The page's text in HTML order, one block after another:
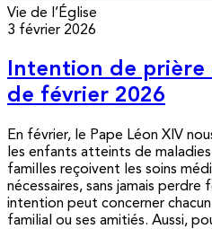
Vie de l’Église
3 février 2026
Intention de prière
de février 2026
En février, le Pape Léon XIV
les enfants atteints de
familles reçoivent les soins
nécessaires, sans jamais
intention peut concerner
familial ou ses amitiés. Aussi,